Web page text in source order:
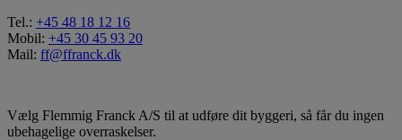
Tel.: +45 48 18 12 16
Mobil: +45 30 45 93 20
Mail: ff@ffranck.dk
Vælg Flemmig Franck A/S til at udføre dit byggeri, så får du ingen
ubehagelige overraskelser.